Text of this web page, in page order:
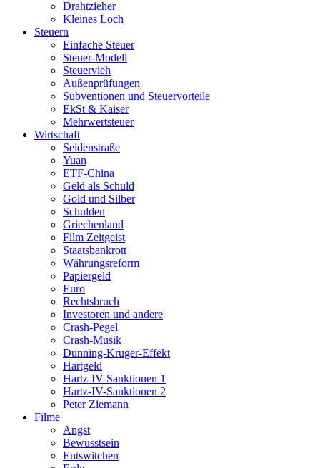
Drahtzieher
Kleines Loch
Steuern
Einfache Steuer
Steuer-Modell
Steuervieh
Außenprüfungen
Subventionen und Steuervorteile
EkSt & Kaiser
Mehrwertsteuer
Wirtschaft
Seidenstraße
Yuan
ETF-China
Geld als Schuld
Gold und Silber
Schulden
Griechenland
Film Zeitgeist
Staatsbankrott
Währungsreform
Papiergeld
Euro
Rechtsbruch
Investoren und andere
Crash-Pegel
Crash-Musik
Dunning-Kruger-Effekt
Hartgeld
Hartz-IV-Sanktionen 1
Hartz-IV-Sanktionen 2
Peter Ziemann
Filme
Angst
Bewusstsein
Entswitchen